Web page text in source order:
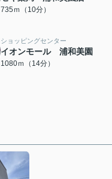
735ｍ（10分）
ショッピングセンター
イオンモール 浦和美園
1080ｍ（14分）